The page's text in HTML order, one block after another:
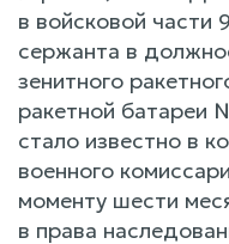
в войсковой части
сержанта в
зенитного
ракетной батареи
стало известно в
военного
моменту шести
в права